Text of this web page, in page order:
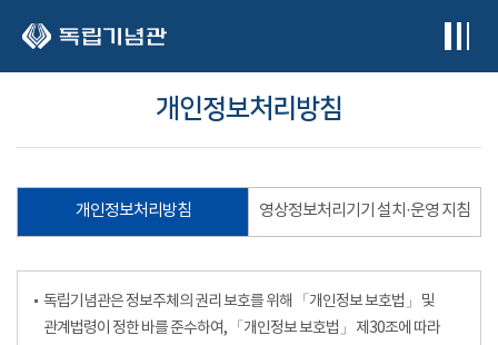
개인정보처리방침
개인정보처리방침 영상정보처리기기 설치·운영 지침
독립기념관은 정보주체의 권리 보호를 위해 「개인정보 보호법」 및
관계법령이 정한 바를 준수하여, 「개인정보 보호법」 제30조에 따라